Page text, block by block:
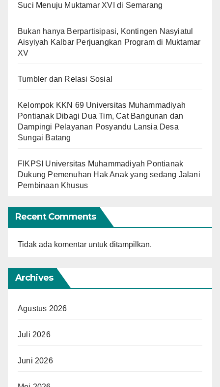
Suci Menuju Muktamar XVI di Semarang
Bukan hanya Berpartisipasi, Kontingen Nasyiatul
Aisyiyah Kalbar Perjuangkan Program di Muktamar
XV
Tumbler dan Relasi Sosial
Kelompok KKN 69 Universitas Muhammadiyah
Pontianak Dibagi Dua Tim, Cat Bangunan dan
Dampingi Pelayanan Posyandu Lansia Desa
Sungai Batang
FIKPSI Universitas Muhammadiyah Pontianak
Dukung Pemenuhan Hak Anak yang sedang Jalani
Pembinaan Khusus
Recent Comments
Tidak ada komentar untuk ditampilkan.
Archives
Agustus 2026
Juli 2026
Juni 2026